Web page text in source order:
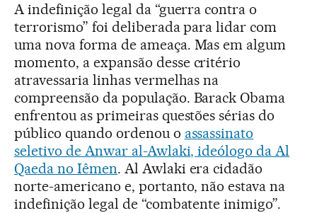
A indefinição legal da “guerra contra o
terrorismo” foi deliberada para lidar com
uma nova forma de ameaça. Mas em algum
momento, a expansão desse critério
atravessaria linhas vermelhas na
compreensão da população. Barack Obama
enfrentou as primeiras questões sérias do
público quando ordenou o assassinato
seletivo de Anwar al-Awlaki, ideólogo da Al
Qaeda no Iêmen. Al Awlaki era cidadão
norte-americano e, portanto, não estava na
indefinição legal de “combatente inimigo”.